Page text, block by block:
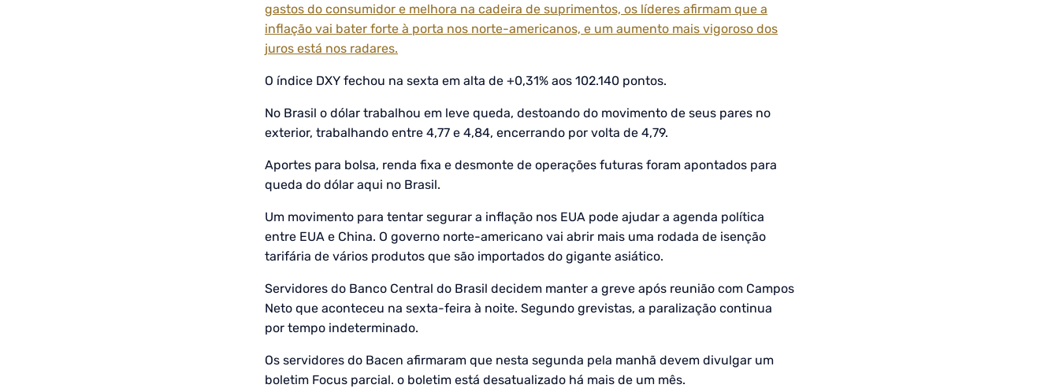
gastos do consumidor e melhora na cadeira de suprimentos, os líderes afirmam que a
inflação vai bater forte à porta nos norte-americanos, e um aumento mais vigoroso dos
juros está nos radares.
O índice DXY fechou na sexta em alta de +0,31% aos 102.140 pontos.
No Brasil o dólar trabalhou em leve queda, destoando do movimento de seus pares no
exterior, trabalhando entre 4,77 e 4,84, encerrando por volta de 4,79.
Aportes para bolsa, renda fixa e desmonte de operações futuras foram apontados para
queda do dólar aqui no Brasil.
Um movimento para tentar segurar a inflação nos EUA pode ajudar a agenda política
entre EUA e China. O governo norte-americano vai abrir mais uma rodada de isenção
tarifária de vários produtos que são importados do gigante asiático.
Servidores do Banco Central do Brasil decidem manter a greve após reunião com Campos
Neto que aconteceu na sexta-feira à noite. Segundo grevistas, a paralização continua
por tempo indeterminado.
Os servidores do Bacen afirmaram que nesta segunda pela manhã devem divulgar um
boletim Focus parcial. o boletim está desatualizado há mais de um mês.